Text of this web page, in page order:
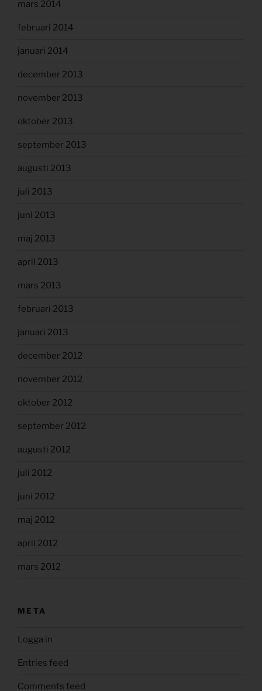
mars 2014
februari 2014
januari 2014
december 2013
november 2013
oktober 2013
september 2013
augusti 2013
juli 2013
juni 2013
maj 2013
april 2013
mars 2013
februari 2013
januari 2013
december 2012
november 2012
oktober 2012
september 2012
augusti 2012
juli 2012
juni 2012
maj 2012
april 2012
mars 2012
META
Logga in
Entries feed
Comments feed